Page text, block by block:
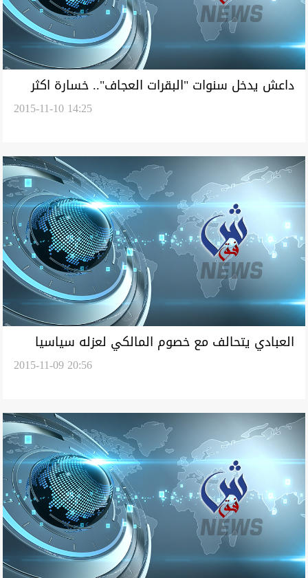
داعش يدخل سنوات "البقرات العجاف".. خسارة اكثر
2015-11-10 14:25
العبادي يتحالف مع خصوم المالكي لعزله سياسيا
2015-11-09 20:56